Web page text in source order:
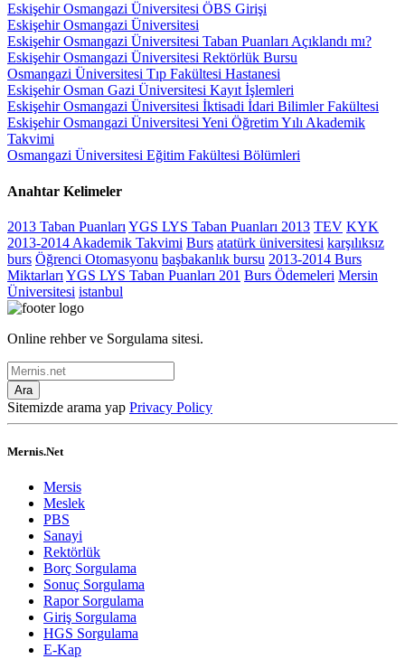
Eskişehir Osmangazi Üniversitesi ÖBS Girişi
Eskişehir Osmangazi Üniversitesi
Eskişehir Osmangazi Üniversitesi Taban Puanları Açıklandı mı?
Eskişehir Osmangazi Üniversitesi Rektörlük Bursu
Osmangazi Üniversitesi Tıp Fakültesi Hastanesi
Eskişehir Osman Gazi Üniversitesi Kayıt İşlemleri
Eskişehir Osmangazi Üniversitesi İktisadi İdari Bilimler Fakültesi
Eskişehir Osmangazi Üniversitesi Yeni Öğretim Yılı Akademik
Takvimi
Osmangazi Üniversitesi Eğitim Fakültesi Bölümleri
Anahtar Kelimeler
2013 Taban Puanları YGS LYS Taban Puanları 2013 TEV KYK
2013-2014 Akademik Takvimi Burs atatürk üniversitesi karşılıksız
burs Öğrenci Otomasyonu başbakanlık bursu 2013-2014 Burs
Miktarları YGS LYS Taban Puanları 201 Burs Ödemeleri Mersin
Üniversitesi istanbul
Online rehber ve Sorgulama sitesi.
Ara
Sitemizde arama yap Privacy Policy
Mernis.Net
Mersis
Meslek
PBS
Sanayi
Rektörlük
Borç Sorgulama
Sonuç Sorgulama
Rapor Sorgulama
Giriş Sorgulama
HGS Sorgulama
E-Kap